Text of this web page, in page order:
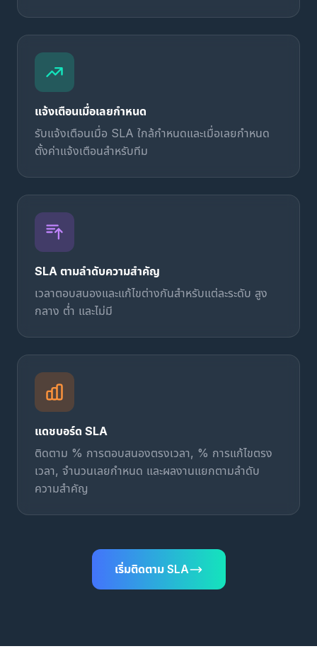
แจ้งเตือนเมื่อเลยกำหนด
รับแจ้งเตือนเมื่อ SLA ใกล้กำหนดและเมื่อเลยกำหนด
ตั้งค่าแจ้งเตือนสำหรับทีม
SLA ตามลำดับความสำคัญ
เวลาตอบสนองและแก้ไขต่างกันสำหรับแต่ละระดับ สูง
กลาง ต่ำ และไม่มี
แดชบอร์ด SLA
ติดตาม % การตอบสนองตรงเวลา, % การแก้ไขตรง
เวลา, จำนวนเลยกำหนด และผลงานแยกตามลำดับ
ความสำคัญ
เริ่มติดตาม SLA